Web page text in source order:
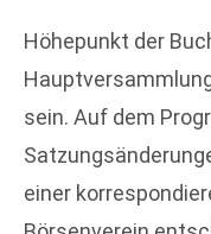
Höhepunkt der
sein. Auf dem
einer